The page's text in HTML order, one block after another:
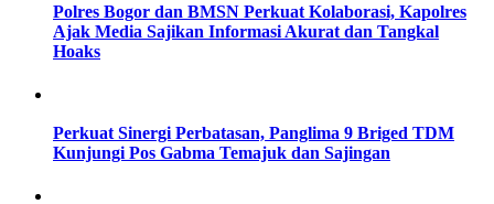
Polres Bogor dan BMSN Perkuat Kolaborasi, Kapolres
Ajak Media Sajikan Informasi Akurat dan Tangkal
Hoaks
Perkuat Sinergi Perbatasan, Panglima 9 Briged TDM
Kunjungi Pos Gabma Temajuk dan Sajingan